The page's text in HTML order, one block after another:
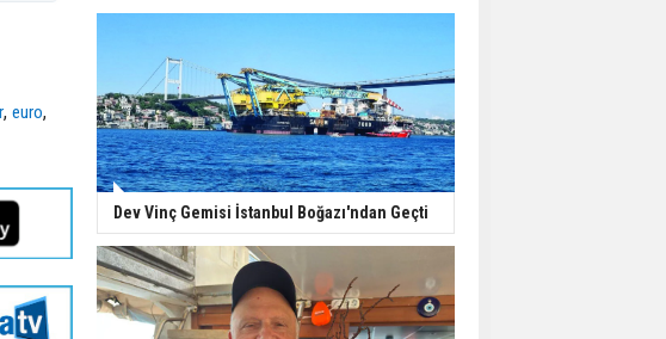
,euro,
Dev Vinç Gemisi İstanbul Boğazı'ndan Geçti